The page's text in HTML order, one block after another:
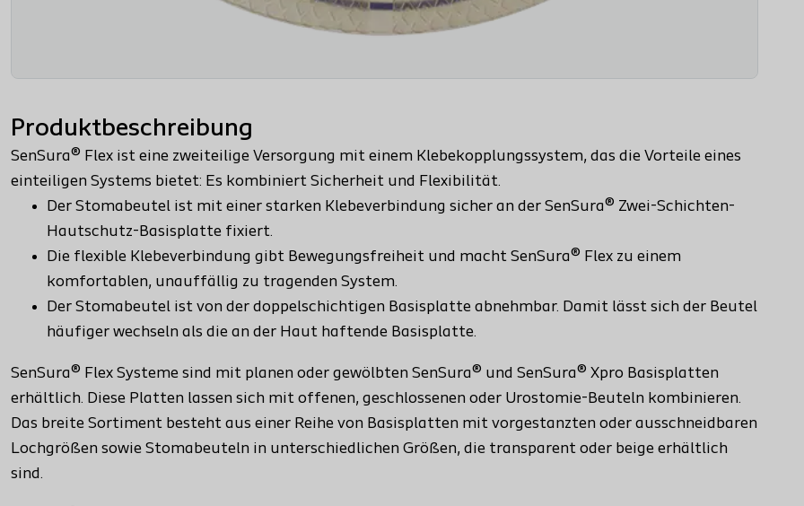
Produktbeschreibung
SenSura® Flex ist eine zweiteilige Versorgung mit einem Klebekopplungssystem, das die Vorteile eines
einteiligen Systems bietet: Es kombiniert Sicherheit und Flexibilität.
Der Stomabeutel ist mit einer starken Klebeverbindung sicher an der SenSura® Zwei-Schichten-
Hautschutz-Basisplatte fixiert.
Die flexible Klebeverbindung gibt Bewegungsfreiheit und macht SenSura® Flex zu einem
komfortablen, unauffällig zu tragenden System.
Der Stomabeutel ist von der doppelschichtigen Basisplatte abnehmbar. Damit lässt sich der Beutel
häufiger wechseln als die an der Haut haftende Basisplatte.
SenSura® Flex Systeme sind mit planen oder gewölbten SenSura® und SenSura® Xpro Basisplatten
erhältlich. Diese Platten lassen sich mit offenen, geschlossenen oder Urostomie-Beuteln kombinieren.
Das breite Sortiment besteht aus einer Reihe von Basisplatten mit vorgestanzten oder ausschneidbaren
Lochgrößen sowie Stomabeuteln in unterschiedlichen Größen, die transparent oder beige erhältlich
sind.